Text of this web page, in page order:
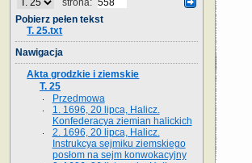
Pobierz pełen tekst
T. 25.txt
Nawigacja
Akta grodzkie i ziemskie
T. 25
Przedmowa
1. 1696, 20 lipca, Halicz.
Konfederacya ziemian halickich
2. 1696, 20 lipca, Halicz.
Instrukcya sejmiku ziemskiego
posłom na sejm konwokacyjny